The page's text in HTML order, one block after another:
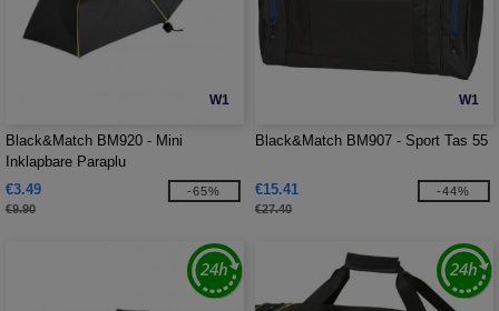
W1
Black&Match BM920 - Mini
Inklapbare Paraplu
€3.49
€9.90
-65%
W1
Black&Match BM907 - Sport Tas 55
€15.41
€27.40
-44%